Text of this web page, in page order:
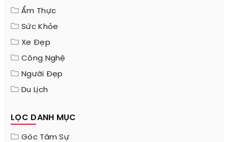
Ẩm Thực
Sức Khỏe
Xe Đẹp
Công Nghệ
Người Đẹp
Du Lịch
LỌC DANH MỤC
Góc Tâm Sự